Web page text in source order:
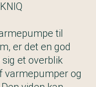
til
er det en god
et overblik
varmepumper og